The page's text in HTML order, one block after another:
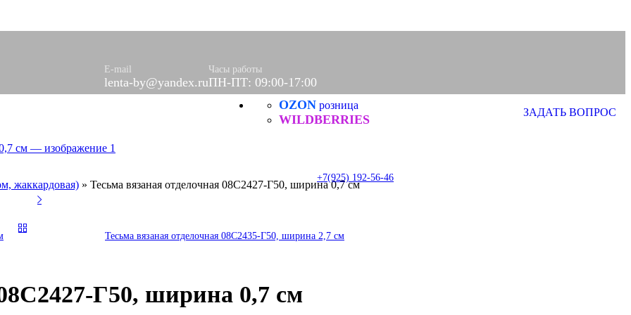
E-mail
lenta-by@yandex.ru
Часы работы
ПН-ПТ: 09:00-17:00
+7(925) 192-56-46
ХБ
и ХБ
OZON розница
WILDBERRIES
ЗАДАТЬ ВОПРОС
жаккардовая) » Тесьма вязаная отделочная 08С2427-Г50, ширина 0,7 см
Тесьма вязаная отделочная 08С2435-Г50, ширина 2,7 см
Г50, ширина 0,7 см